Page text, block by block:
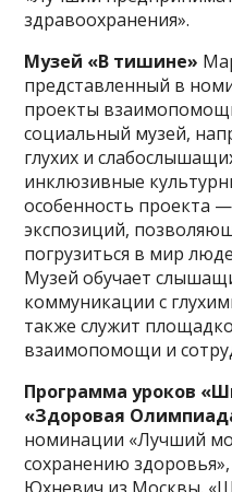
здравоохранения».
Музей «В тишине»
представленный в
проекты
социальный музей,
глухих и
инклюзивные
особенность проекта
экспозиций,
погрузиться в мир
Музей обучает
коммуникации с
также служит
взаимопомощи и
Программа уроков
«Здоровая
номинации «Лучший
сохранению